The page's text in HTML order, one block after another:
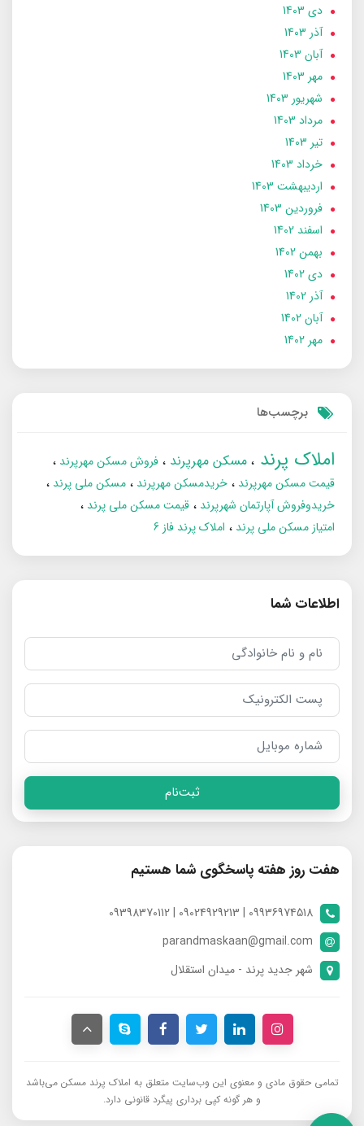
دی 1403
آذر 1403
آبان 1403
مهر 1403
شهریور 1403
مرداد 1403
تير 1403
خرداد 1403
ارديبهشت 1403
فروردین 1403
اسفند 1402
بهمن 1402
دی 1402
آذر 1402
آبان 1402
مهر 1402
برچسب‌ها
املاک پرند مسکن مهرپرند
فروش مسکن مهرپرند
قیمت مسکن مهرپرند
خریدمسکن مهرپرند
مسکن ملی پرند
خریدوفروش آپارتمان شهرپرند
قیمت مسکن ملی پرند
امتیاز مسکن ملی پرند
املاک پرند فاز 6
اطلاعات شما
ثبت‌نام
هفت روز هفته پاسخگوی شما هستیم
09936974518 | 09024929213 | 09398370112
parandmaskaan@gmail.com
شهر جدید پرند - میدان استقلال
تمامی حقوق مادی و معنوی این وب‌سایت متعلق به املاک پرند مسکن می‌باشد
و هر گونه کپی برداری پیگرد قانونی دارد.